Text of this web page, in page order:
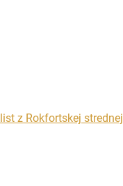
list z Rokfortskej